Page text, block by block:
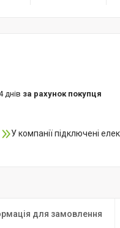
днів за рахунок покупця
У компанії підключені
для замовлення